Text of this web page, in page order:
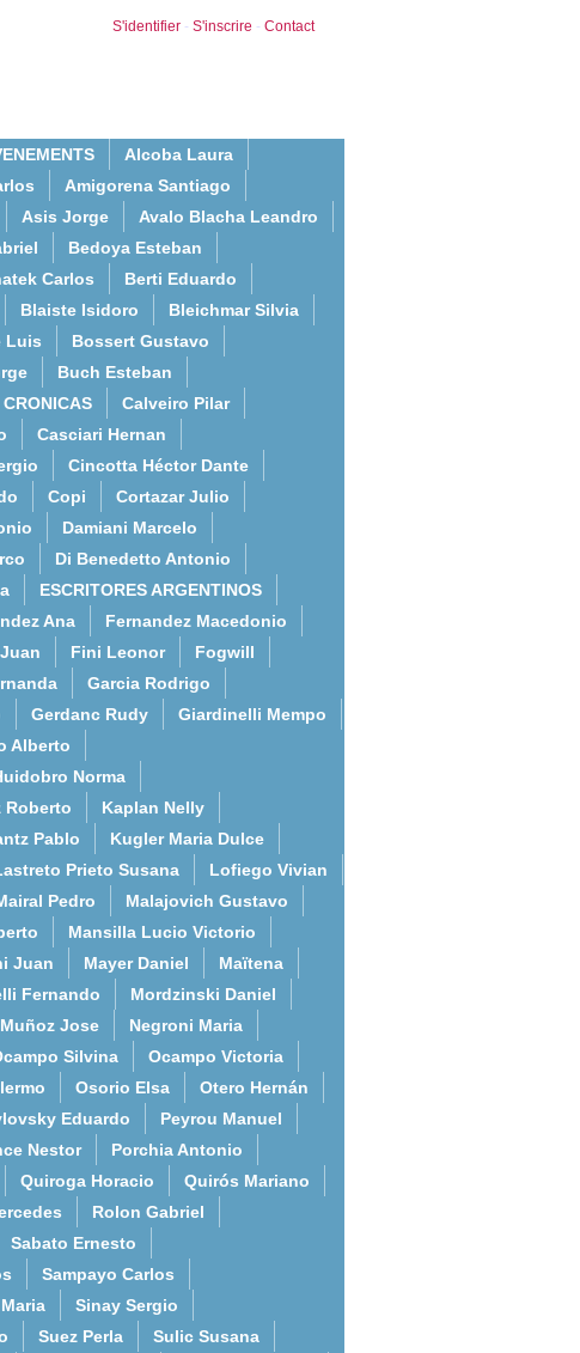
S'identifier - S'inscrire - Contact
Alcoba Laura
Amigorena Santiago
Asis Jorge
Avalo Blacha Leandro
Bedoya Esteban
Carlos
Berti Eduardo
Blaiste Isidoro
Bleichmar Silvia
Luis
Bossert Gustavo
Buch Esteban
Calveiro Pilar
Casciari Hernan
Cincotta Héctor Dante
Copi
Cortazar Julio
Damiani Marcelo
Di Benedetto Antonio
ESCRITORES ARGENTINOS
Ana
Fernandez Macedonio
Fini Leonor
Fogwill
Garcia Rodrigo
Gerdanc Rudy
Giardinelli Mempo
Alberto
Norma
Roberto
Kaplan Nelly
Pablo
Kugler Maria Dulce
Prieto Susana
Lofiego Vivian
Pedro
Malajovich Gustavo
Mansilla Lucio Victorio
Juan Mayer Daniel
Maïtena
Fernando
Mordzinski Daniel
Muñoz Jose
Negroni Maria
Silvina
Ocampo Victoria
Osorio Elsa
Otero Hernán
Eduardo
Peyrou Manuel
Nestor
Porchia Antonio
Quiroga Horacio
Quirós Mariano
Rolon Gabriel
Sabato Ernesto
Sampayo Carlos
Sinay Sergio
Suez Perla
Sulic Susana